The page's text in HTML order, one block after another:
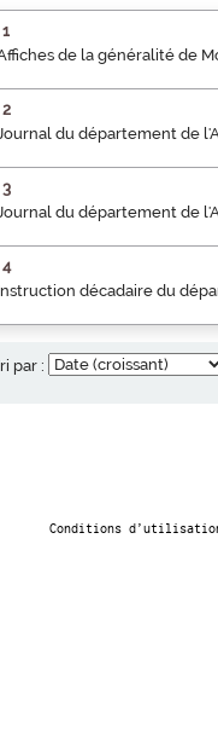
1
de la généralité de
2
du département de
3
du département de
4
décadaire du
par :
Conditions